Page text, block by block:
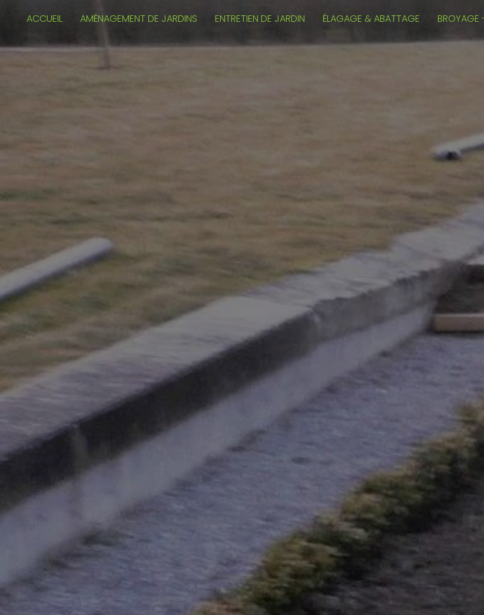
ACCUEIL AMÉNAGEMENT DE JARDINS ENTRETIEN DE JARDIN ÉLAGAGE & ABATTAGE